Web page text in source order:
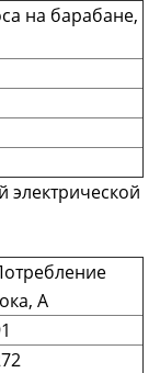
на барабане,
электрической
А